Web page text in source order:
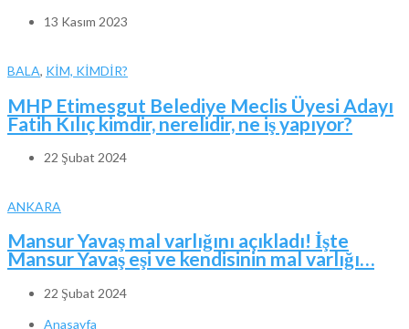
13 Kasım 2023
BALA, KİM, KİMDİR?
MHP Etimesgut Belediye Meclis Üyesi Adayı
Fatih Kılıç kimdir, nerelidir, ne iş yapıyor?
22 Şubat 2024
ANKARA
Mansur Yavaş mal varlığını açıkladı! İşte
Mansur Yavaş eşi ve kendisinin mal varlığı…
22 Şubat 2024
Anasayfa